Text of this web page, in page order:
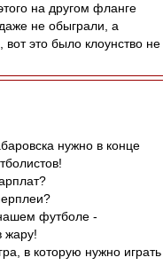
на другом фланге
не обыграли, а
вот это было клоунство не
нужно в конце
футболе -
жару!
в которую нужно играть